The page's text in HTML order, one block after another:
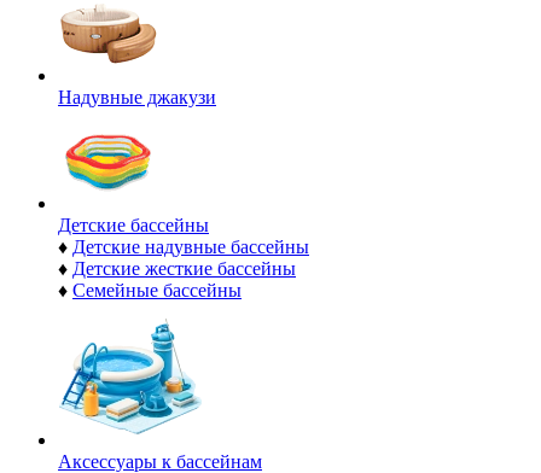
Надувные джакузи
Детские бассейны
♦ Детские надувные бассейны
♦ Детские жесткие бассейны
♦ Семейные бассейны
Аксессуары к бассейнам